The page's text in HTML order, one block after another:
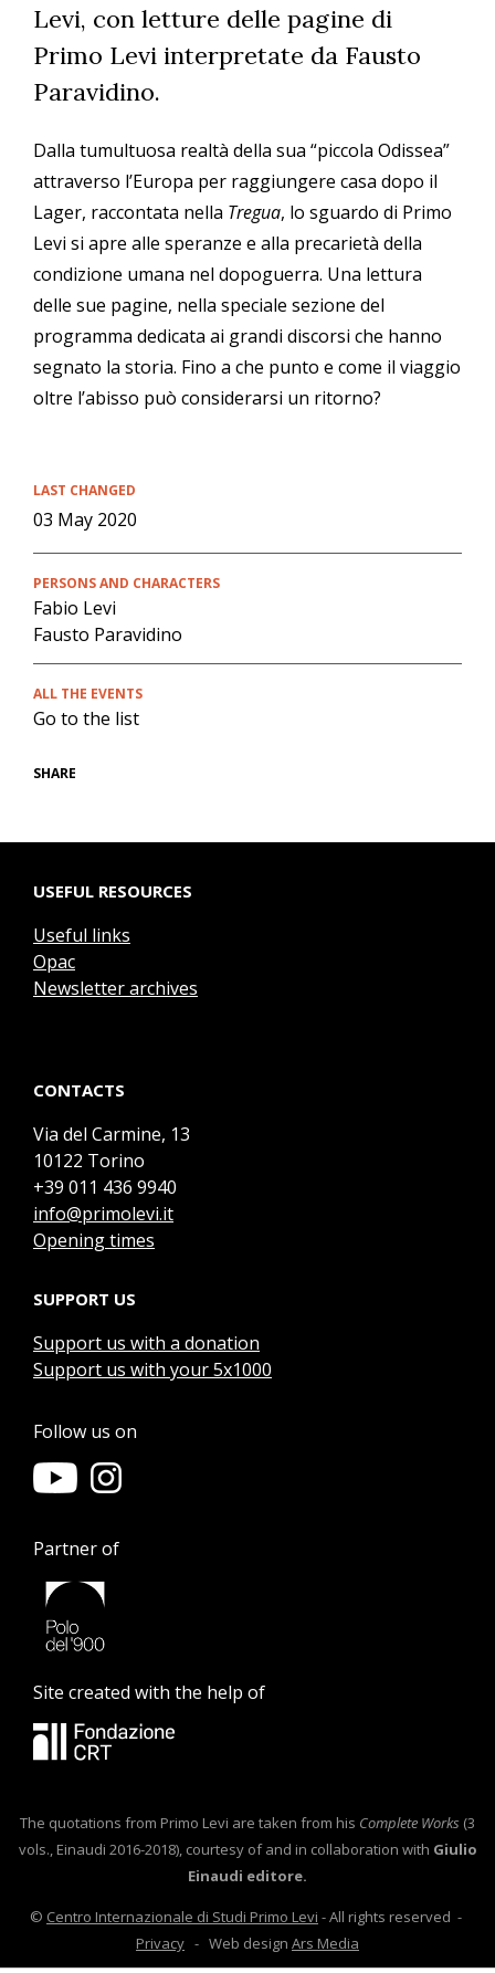
Levi, con letture delle pagine di
Primo Levi interpretate da Fausto
Paravidino.
Dalla tumultuosa realtà della sua “piccola Odissea”
attraverso l’Europa per raggiungere casa dopo il
Lager, raccontata nella Tregua, lo sguardo di Primo
Levi si apre alle speranze e alla precarietà della
condizione umana nel dopoguerra. Una lettura
delle sue pagine, nella speciale sezione del
programma dedicata ai grandi discorsi che hanno
segnato la storia. Fino a che punto e come il viaggio
oltre l’abisso può considerarsi un ritorno?
LAST CHANGED
03 May 2020
PERSONS AND CHARACTERS
Fabio Levi
Fausto Paravidino
ALL THE EVENTS
Go to the list
SHARE
USEFUL RESOURCES
Useful links
Opac
Newsletter archives
CONTACTS
Via del Carmine, 13
10122 Torino
+39 011 436 9940
info@primolevi.it
Opening times
SUPPORT US
Support us with a donation
Support us with your 5x1000
Follow us on
Partner of
Site created with the help of
The quotations from Primo Levi are taken from his Complete Works (3
vols., Einaudi 2016-2018), courtesy of and in collaboration with Giulio
Einaudi editore.
© Centro Internazionale di Studi Primo Levi - All rights reserved -
Privacy - Web design Ars Media